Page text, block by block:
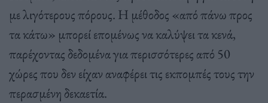
με λιγότερους πόρους. Η μέθοδος «από πάνω προς
τα κάτω» μπορεί επομένως να καλύψει τα κενά,
παρέχοντας δεδομένα για περισσότερες από 50
χώρες που δεν είχαν αναφέρει τις εκπομπές τους την
περασμένη δεκαετία.